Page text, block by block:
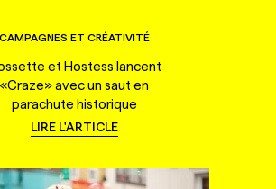
CAMPAGNES ET CRÉATIVITÉ
et Hostess lancent
«Craze» avec un saut en
parachute historique
LIRE L'ARTICLE